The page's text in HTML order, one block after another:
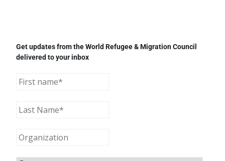
Get updates from the World Refugee & Migration Council
delivered to your inbox